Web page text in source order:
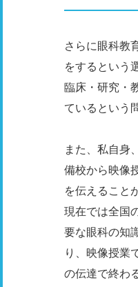
さらに眼科教
をするという
臨床・研究・
ているという
また、私自身
備校から映像
を伝えること
現在では全国
要な眼科の知
り、映像授業
の伝達で終わ